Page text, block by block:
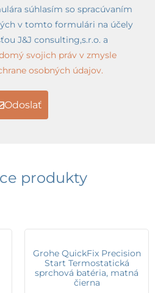
súhlasím so spracúvaním
v tomto formulári na účely
J&J consulting,s.r.o. a
svojich práv v zmysle
osobných údajov.
Odoslať
produkty
Grohe QuickFix Precision
Start Termostatická
sprchová batéria, matná
čierna